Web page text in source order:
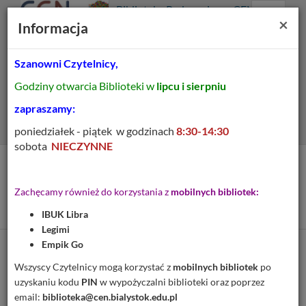
główne
główna
Prolib
główna
Biblioteka Pedagogiczna CEN
Menu
zgnieść
Dodaj na Twoją półkę
×
Informacja
Szanowni Czytelnicy,
Godziny otwarcia Biblioteki w lipcu i sierpniu
zapraszamy:
poniedziałek - piątek w godzinach 8:30-14:30
sobota NIECZYNNE
Zachęcamy również do korzystania z mobilnych bibliotek:
IBUK Libra
Legimi
Empik Go
Wszyscy Czytelnicy mogą korzystać z mobilnych bibliotek po
uzyskaniu kodu PIN w wypożyczalni biblioteki oraz poprzez
email: biblioteka@cen.bialystok.edu.pl